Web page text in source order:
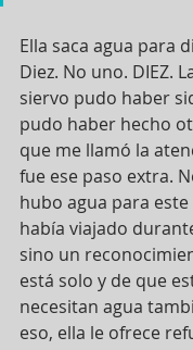
Ella saca agua para
Diez. No uno. DIEZ.
siervo pudo haber
pudo haber hecho
que me llamó la
fue ese paso extra.
hubo agua para
había viajado
sino un
está solo y de que
necesitan agua
eso, ella le ofrece